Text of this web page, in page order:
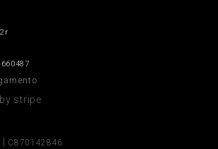
stripe
C870142846